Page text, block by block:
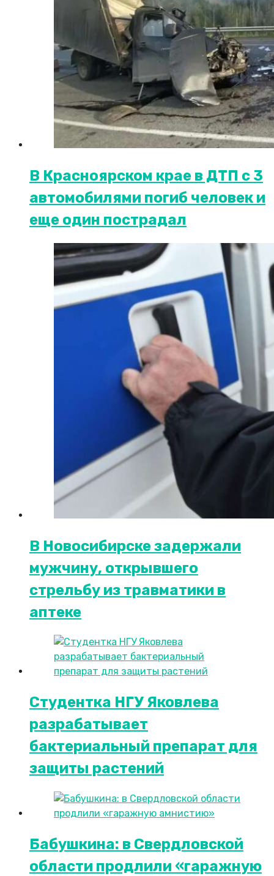
В Красноярском крае в ДТП с 3
автомобилями погиб человек и
еще один пострадал
В Новосибирске задержали
мужчину, открывшего
стрельбу из травматики в
аптеке
Студентка НГУ Яковлева
разрабатывает
бактериальный препарат для
защиты растений
Бабушкина: в Свердловской
области продлили «гаражную